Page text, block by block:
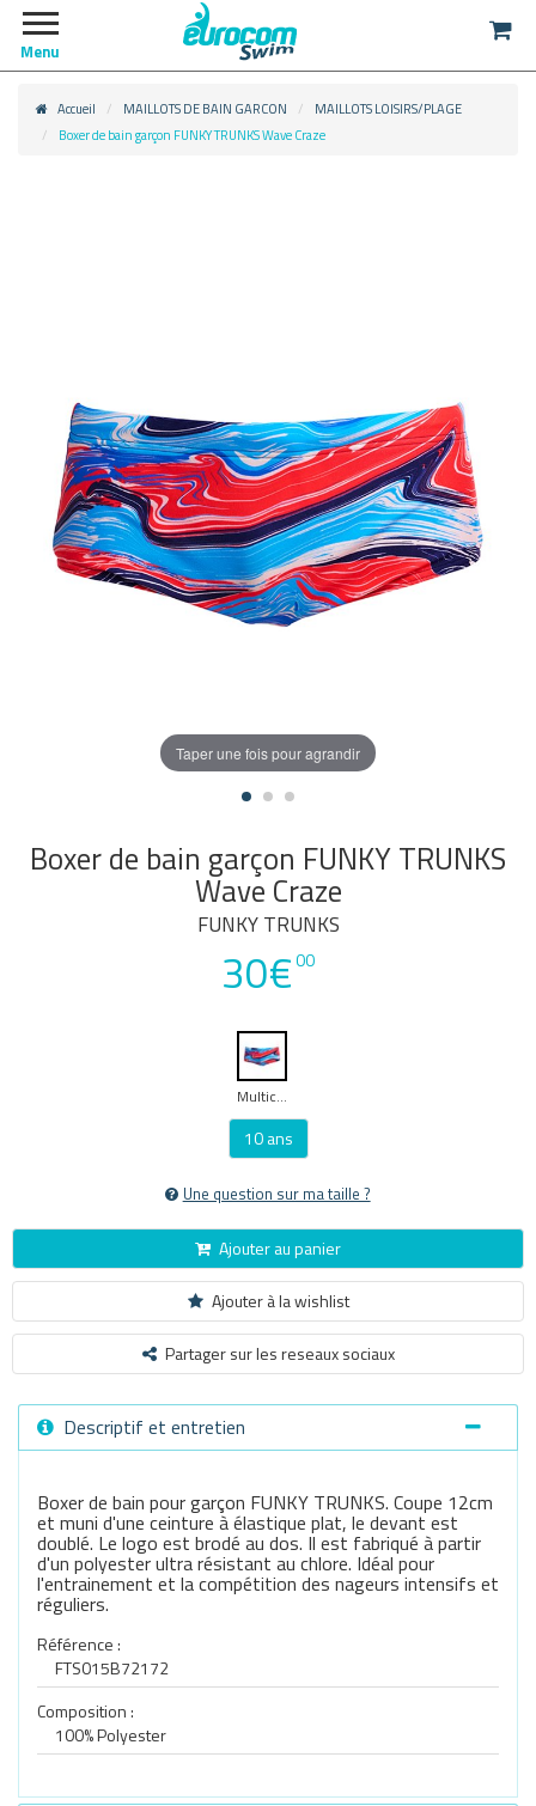
Menu
Accueil MAILLOTS DE BAIN GARCON
MAILLOTS LOISIRS/PLAGE
Boxer de bain garçon FUNKY TRUNKS Wave Craze
Taper une fois pour agrandir
Boxer de bain garçon FUNKY TRUNKS
Wave Craze
FUNKY TRUNKS
30€00
Multicouleur
10 ans
Une question sur ma taille ?
Ajouter au panier
Ajouter à la wishlist
Partager sur les reseaux sociaux
Descriptif et entretien
Boxer de bain pour garçon FUNKY TRUNKS. Coupe 12cm
et muni d'une ceinture à élastique plat, le devant est
doublé. Le logo est brodé au dos. Il est fabriqué à partir
d'un polyester ultra résistant au chlore. Idéal pour
l'entrainement et la compétition des nageurs intensifs et
réguliers.
Référence :
FTS015B72172
Composition :
100% Polyester